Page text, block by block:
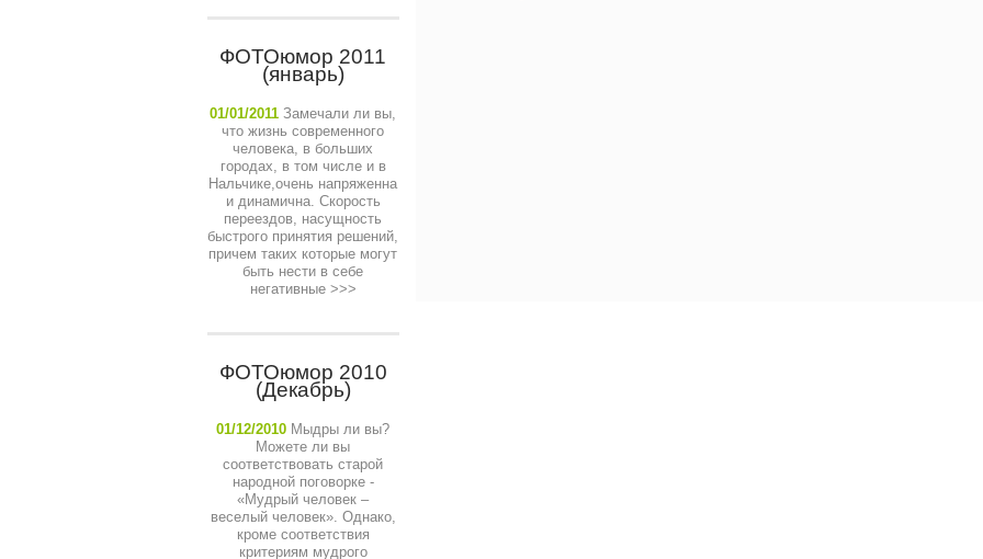
ФОТОюмор 2011
(январь)
01/01/2011 Замечали ли вы,
что жизнь современного
человека, в больших
городах, в том числе и в
Нальчике,очень напряженна
и динамична. Скорость
переездов, насущность
быстрого принятия решений,
причем таких которые могут
быть нести в себе
негативные>>>
ФОТОюмор 2010
(Декабрь)
01/12/2010 Мыдры ли вы?
Можете ли вы
соответствовать старой
народной поговорке -
«Мудрый человек –
веселый человек». Однако,
кроме соответствия
критериям мудрого